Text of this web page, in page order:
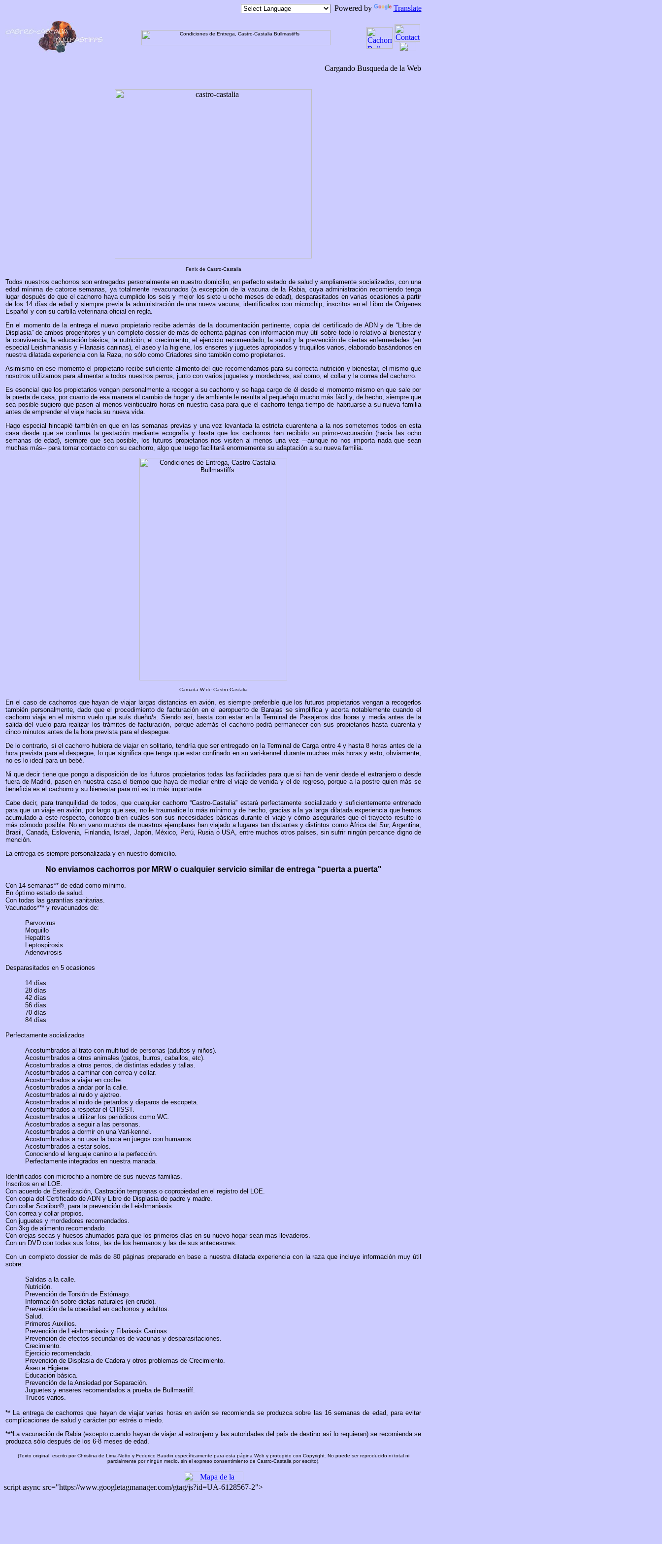
Powered by Translate
Cargando Busqueda de la Web
Fenix de Castro-Castalia
Todos nuestros cachorros son entregados personalmente en nuestro domicilio, en perfecto estado de salud y ampliamente socializados, con una
edad mínima de catorce semanas, ya totalmente revacunados (a excepción de la vacuna de la Rabia, cuya administración recomiendo tenga
lugar después de que el cachorro haya cumplido los seis y mejor los siete u ocho meses de edad), desparasitados en varias ocasiones a partir
de los 14 días de edad y siempre previa la administración de una nueva vacuna, identificados con microchip, inscritos en el Libro de Orígenes
Español y con su cartilla veterinaria oficial en regla.
En el momento de la entrega el nuevo propietario recibe además de la documentación pertinente, copia del certificado de ADN y de “Libre de
Displasia” de ambos progenitores y un completo dossier de más de ochenta páginas con información muy útil sobre todo lo relativo al bienestar y
la convivencia, la educación básica, la nutrición, el crecimiento, el ejercicio recomendado, la salud y la prevención de ciertas enfermedades (en
especial Leishmaniasis y Filariasis caninas), el aseo y la higiene, los enseres y juguetes apropiados y truquillos varios, elaborado basándonos en
nuestra dilatada experiencia con la Raza, no sólo como Criadores sino también como propietarios.
Asimismo en ese momento el propietario recibe suficiente alimento del que recomendamos para su correcta nutrición y bienestar, el mismo que
nosotros utilizamos para alimentar a todos nuestros perros, junto con varios juguetes y mordedores, así como, el collar y la correa del cachorro.
Es esencial que los propietarios vengan personalmente a recoger a su cachorro y se haga cargo de él desde el momento mismo en que sale por
la puerta de casa, por cuanto de esa manera el cambio de hogar y de ambiente le resulta al pequeñajo mucho más fácil y, de hecho, siempre que
sea posible sugiero que pasen al menos veinticuatro horas en nuestra casa para que el cachorro tenga tiempo de habituarse a su nueva familia
antes de emprender el viaje hacia su nueva vida.
Hago especial hincapié también en que en las semanas previas y una vez levantada la estricta cuarentena a la nos sometemos todos en esta
casa desde que se confirma la gestación mediante ecografía y hasta que los cachorros han recibido su primo-vacunación (hacia las ocho
semanas de edad), siempre que sea posible, los futuros propietarios nos visiten al menos una vez –-aunque no nos importa nada que sean
muchas más-- para tomar contacto con su cachorro, algo que luego facilitará enormemente su adaptación a su nueva familia.
Camada W de Castro-Castalia
En el caso de cachorros que hayan de viajar largas distancias en avión, es siempre preferible que los futuros propietarios vengan a recogerlos
también personalmente, dado que el procedimiento de facturación en el aeropuerto de Barajas se simplifica y acorta notablemente cuando el
cachorro viaja en el mismo vuelo que su/s dueño/s. Siendo así, basta con estar en la Terminal de Pasajeros dos horas y media antes de la
salida del vuelo para realizar los trámites de facturación, porque además el cachorro podrá permanecer con sus propietarios hasta cuarenta y
cinco minutos antes de la hora prevista para el despegue.
De lo contrario, si el cachorro hubiera de viajar en solitario, tendría que ser entregado en la Terminal de Carga entre 4 y hasta 8 horas antes de la
hora prevista para el despegue, lo que significa que tenga que estar confinado en su vari-kennel durante muchas más horas y esto, obviamente,
no es lo ideal para un bebé.
Ni que decir tiene que pongo a disposición de los futuros propietarios todas las facilidades para que si han de venir desde el extranjero o desde
fuera de Madrid, pasen en nuestra casa el tiempo que haya de mediar entre el viaje de venida y el de regreso, porque a la postre quien más se
beneficia es el cachorro y su bienestar para mí es lo más importante.
Cabe decir, para tranquilidad de todos, que cualquier cachorro “Castro-Castalia” estará perfectamente socializado y suficientemente entrenado
para que un viaje en avión, por largo que sea, no le traumatice lo más mínimo y de hecho, gracias a la ya larga dilatada experiencia que hemos
acumulado a este respecto, conozco bien cuáles son sus necesidades básicas durante el viaje y cómo asegurarles que el trayecto resulte lo
más cómodo posible. No en vano muchos de nuestros ejemplares han viajado a lugares tan distantes y distintos como África del Sur, Argentina,
Brasil, Canadá, Eslovenia, Finlandia, Israel, Japón, México, Perú, Rusia o USA, entre muchos otros países, sin sufrir ningún percance digno de
mención.
La entrega es siempre personalizada y en nuestro domicilio.
No enviamos cachorros por MRW o cualquier servicio similar de entrega “puerta a puerta"
Con 14 semanas** de edad como mínimo.
En óptimo estado de salud.
Con todas las garantías sanitarias.
Vacunados*** y revacunados de:
Parvovirus
Moquillo
Hepatitis
Leptospirosis
Adenovirosis
Desparasitados en 5 ocasiones
14 días
28 días
42 días
56 días
70 días
84 días
Perfectamente socializados
Acostumbrados al trato con multitud de personas (adultos y niños).
Acostumbrados a otros animales (gatos, burros, caballos, etc).
Acostumbrados a otros perros, de distintas edades y tallas.
Acostumbrados a caminar con correa y collar.
Acostumbrados a viajar en coche.
Acostumbrados a andar por la calle.
Acostumbrados al ruido y ajetreo.
Acostumbrados al ruido de petardos y disparos de escopeta.
Acostumbrados a respetar el CHISST.
Acostumbrados a utilizar los periódicos como WC.
Acostumbrados a seguir a las personas.
Acostumbrados a dormir en una Vari-kennel.
Acostumbrados a no usar la boca en juegos con humanos.
Acostumbrados a estar solos.
Conociendo el lenguaje canino a la perfección.
Perfectamente integrados en nuestra manada.
Identificados con microchip a nombre de sus nuevas familias.
Inscritos en el LOE.
Con acuerdo de Esterilización, Castración tempranas o copropiedad en el registro del LOE.
Con copia del Certificado de ADN y Libre de Displasia de padre y madre.
Con collar Scalibor®, para la prevención de Leishmaniasis.
Con correa y collar propios.
Con juguetes y mordedores recomendados.
Con 3kg de alimento recomendado.
Con orejas secas y huesos ahumados para que los primeros días en su nuevo hogar sean mas llevaderos.
Con un DVD con todas sus fotos, las de los hermanos y las de sus antecesores.
Con un completo dossier de más de 80 páginas preparado en base a nuestra dilatada experiencia con la raza que incluye información muy útil
sobre:
Salidas a la calle.
Nutrición.
Prevención de Torsión de Estómago.
Información sobre dietas naturales (en crudo).
Prevención de la obesidad en cachorros y adultos.
Salud.
Primeros Auxilios.
Prevención de Leishmaniasis y Filariasis Caninas.
Prevención de efectos secundarios de vacunas y desparasitaciones.
Crecimiento.
Ejercicio recomendado.
Prevención de Displasia de Cadera y otros problemas de Crecimiento.
Aseo e Higiene.
Educación básica.
Prevención de la Ansiedad por Separación.
Juguetes y enseres recomendados a prueba de Bullmastiff.
Trucos varios.
** La entrega de cachorros que hayan de viajar varias horas en avión se recomienda se produzca sobre las 16 semanas de edad, para evitar
complicaciones de salud y carácter por estrés o miedo.
***La vacunación de Rabia (excepto cuando hayan de viajar al extranjero y las autoridades del país de destino así lo requieran) se recomienda se
produzca sólo después de los 6-8 meses de edad.
(Texto original, escrito por Christina de Lima-Netto y Federico Baudin específicamente para esta página Web y protegido con Copyright. No puede ser reproducido ni total ni
parcialmente por ningún medio, sin el expreso consentimiento de Castro-Castalia por escrito).
script async src="https://www.googletagmanager.com/gtag/js?id=UA-6128567-2">